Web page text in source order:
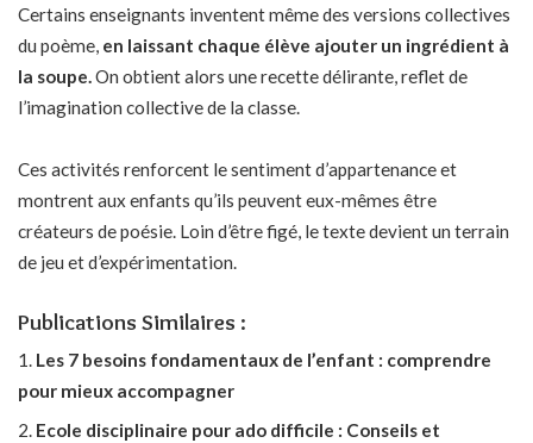
Certains enseignants inventent même des versions collectives
du poème, en laissant chaque élève ajouter un ingrédient à
la soupe.On obtient alors une recette délirante, reflet de
l’imagination collective de la classe.
Ces activités renforcent le sentiment d’appartenance et
montrent aux enfants qu’ils peuvent eux-mêmes être
créateurs de poésie. Loin d’être figé, le texte devient un terrain
de jeu et d’expérimentation.
Publications Similaires :
Les 7 besoins fondamentaux de l’enfant : comprendre
pour mieux accompagner
Ecole disciplinaire pour ado difficile : Conseils et